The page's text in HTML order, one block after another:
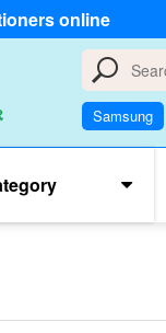
online
Samsung